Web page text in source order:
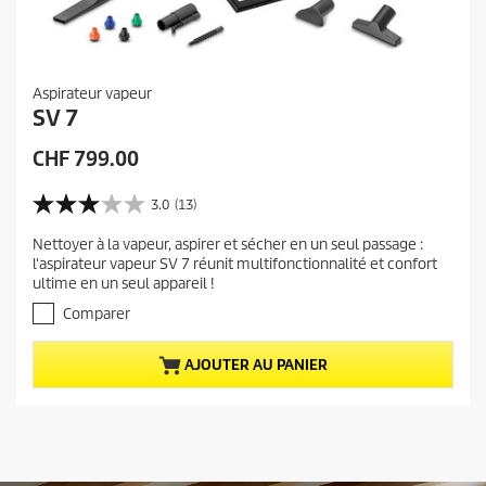
Aspirateur vapeur
SV 7
P
i
a
c
t
u
e
l
d
CHF 799.00
3.0 (13)
3
0
s
u
5
é
t
o
Nettoyer à la vapeur, aspirer et sécher en un seul passage :
l'aspirateur vapeur SV 7 réunit multifonctionnalité et confort
ultime en un seul appareil !
Comparer
AJOUTER AU PANIER